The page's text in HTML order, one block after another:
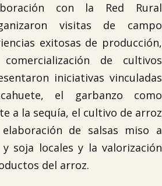
con la Red Rural
visitas de campo
exitosas de producción,
de cultivos
iniciativas vinculadas
el garbanzo como
a la sequía, el cultivo de arroz
de salsas miso a
soja locales y la valorización
del arroz.